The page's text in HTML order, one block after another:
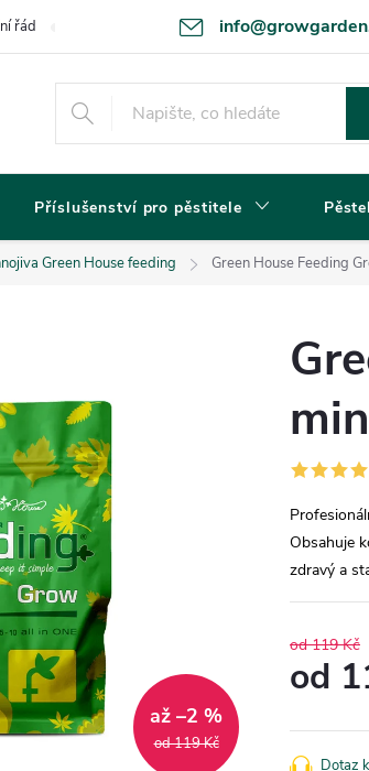
řád Odstoupení od smlouvy Zásady ochrany
Příslušenství pro pěstitele
Green House feeding Green House Feeding
od 119 Kč
až –2 %
Obsahuje
zdravý a
od 119 Kč
od
cena:
Dotaz